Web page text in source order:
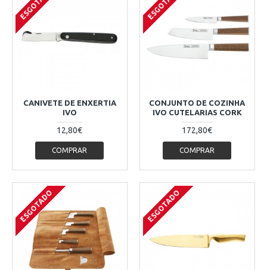
CANIVETE DE ENXERTIA
IVO
12,80€
COMPRAR
CONJUNTO DE COZINHA
IVO CUTELARIAS CORK
172,80€
COMPRAR
ESGOTADO ESGOTADO